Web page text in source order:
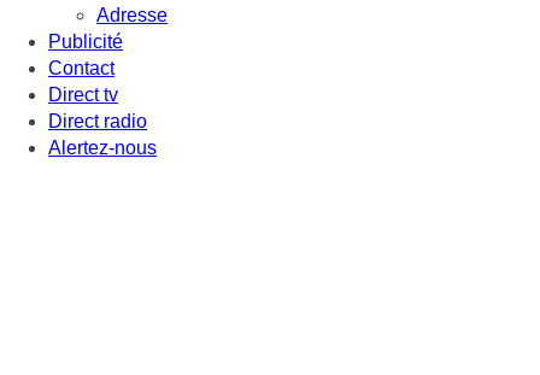
Adresse
Publicité
Contact
Direct tv
Direct radio
Alertez-nous